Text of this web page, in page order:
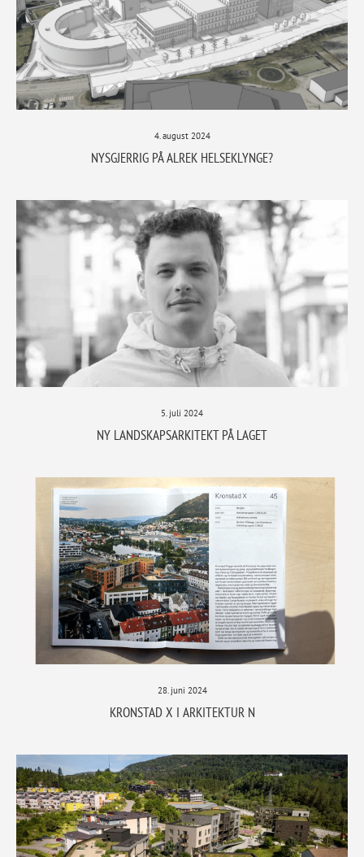
4. august 2024
NYSGJERRIG PÅ ALREK HELSEKLYNGE?
5. juli 2024
NY LANDSKAPSARKITEKT PÅ LAGET
28. juni 2024
KRONSTAD X I ARKITEKTUR N